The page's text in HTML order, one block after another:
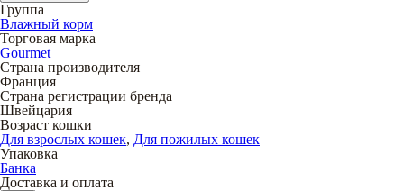
Группа
Влажный корм
Торговая марка
Gourmet
Страна производителя
Франция
Страна регистрации бренда
Швейцария
Возраст кошки
Для взрослых кошек, Для пожилых кошек
Упаковка
Банка
Доставка и оплата